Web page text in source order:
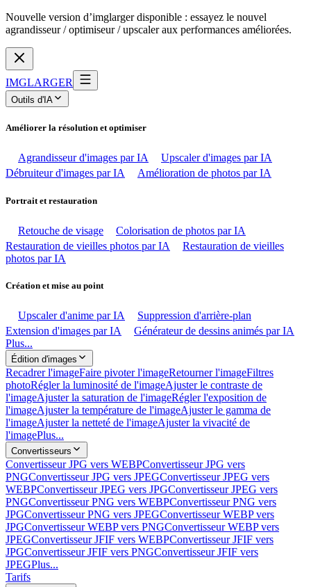
Nouvelle version d’imglarger disponible : essayez le nouvel
agrandisseur / optimiseur / upscaler aux performances améliorées.
IMGLARGER
Outils d'IA
Améliorer la résolution et optimiser
Agrandisseur d'images par IA
Upscaler d'images par IA
Débruiteur d'images par IA
Amélioration de photos par IA
Portrait et restauration
Retouche de visage
Colorisation de photos par IA
Restauration de vieilles photos par IA
Restauration de vieilles
photos par IA
Création et mise au point
Upscaler d'anime par IA
Suppression d'arrière-plan
Extension d'images par IA
Générateur de dessins animés par IA
Plus...
Édition d'images
Recadrer l'imageFaire pivoter l'imageRetourner l'imageFiltres
photoRégler la luminosité de l'imageAjuster le contraste de
l'imageAjuster la saturation de l'imageRégler l'exposition de
l'imageAjuster la température de l'imageAjuster le gamma de
l'imageAjuster la netteté de l'imageAjuster la vivacité de
l'imagePlus...
Convertisseurs
Convertisseur JPG vers WEBPConvertisseur JPG vers
PNGConvertisseur JPG vers JPEGConvertisseur JPEG vers
WEBPConvertisseur JPEG vers JPGConvertisseur JPEG vers
PNGConvertisseur PNG vers WEBPConvertisseur PNG vers
JPGConvertisseur PNG vers JPEGConvertisseur WEBP vers
JPGConvertisseur WEBP vers PNGConvertisseur WEBP vers
JPEGConvertisseur JFIF vers WEBPConvertisseur JFIF vers
JPGConvertisseur JFIF vers PNGConvertisseur JFIF vers
JPEGPlus...
Tarifs